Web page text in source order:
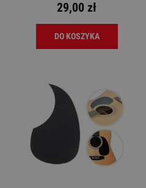
29,00 zł
DO KOSZYKA